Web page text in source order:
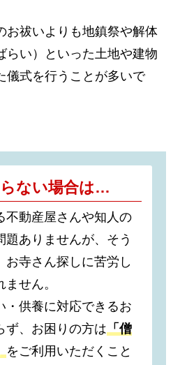
お祓いよりも地鎮祭や解体
らい）といった土地や建物
儀式を行うことが多いで
ない場合は…
不動産屋さんや知人の
題ありませんが、そう
お寺さん探しに苦労し
せん。
・供養に対応できるお
ず、お困りの方は 「僧
をご利用いただくこと